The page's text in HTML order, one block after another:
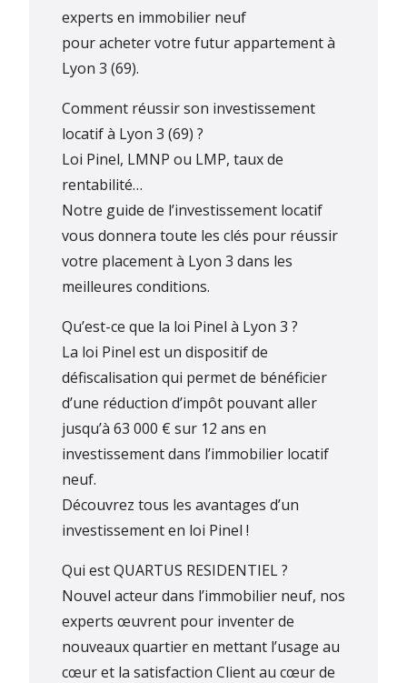
experts en immobilier neuf
pour acheter votre futur appartement à
Lyon 3 (69).
Comment réussir son investissement
locatif à Lyon 3 (69) ?
Loi Pinel, LMNP ou LMP, taux de
rentabilité…
Notre guide de l’investissement locatif
vous donnera toute les clés pour réussir
votre placement à Lyon 3 dans les
meilleures conditions.
Qu’est-ce que la loi Pinel à Lyon 3 ?
La loi Pinel est un dispositif de
défiscalisation qui permet de bénéficier
d’une réduction d’impôt pouvant aller
jusqu’à 63 000 € sur 12 ans en
investissement dans l’immobilier locatif
neuf.
Découvrez tous les avantages d’un
investissement en loi Pinel !
Qui est QUARTUS RESIDENTIEL ?
Nouvel acteur dans l’immobilier neuf, nos
experts œuvrent pour inventer de
nouveaux quartier en mettant l’usage au
cœur et la satisfaction Client au cœur de